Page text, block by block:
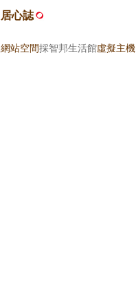
居心誌
網站空間採智邦生活館虛擬主機